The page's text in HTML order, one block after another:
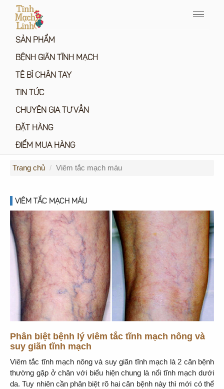
Menu
SẢN PHẨM
BỆNH GIÃN TĨNH MẠCH
TÊ BÌ CHÂN TAY
TIN TỨC
CHUYÊN GIA TƯ VẤN
ĐẶT HÀNG
ĐIỂM MUA HÀNG
Trang chủ Viêm tắc mạch máu
VIÊM TẮC MẠCH MÁU
Phân biệt bệnh lý viêm tắc tĩnh mạch nông và
suy giãn tĩnh mạch
Viêm tắc tĩnh mạch nông và suy giãn tĩnh mạch là 2 căn bệnh
thường gặp ở chân với biểu hiện chung là nổi tĩnh mạch dưới
da. Tuy nhiên cần phân biệt rõ hai căn bệnh này thì mới có thể